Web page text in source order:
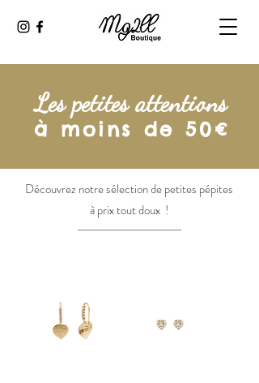
à moins de 50€
Les petites attentions
Découvrez notre sélection de petites pépites
à prix tout doux !